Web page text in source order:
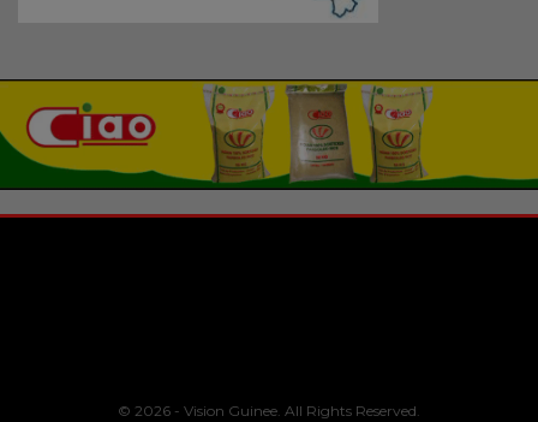
© 2026 - Vision Guinee. All Rights Reserved.